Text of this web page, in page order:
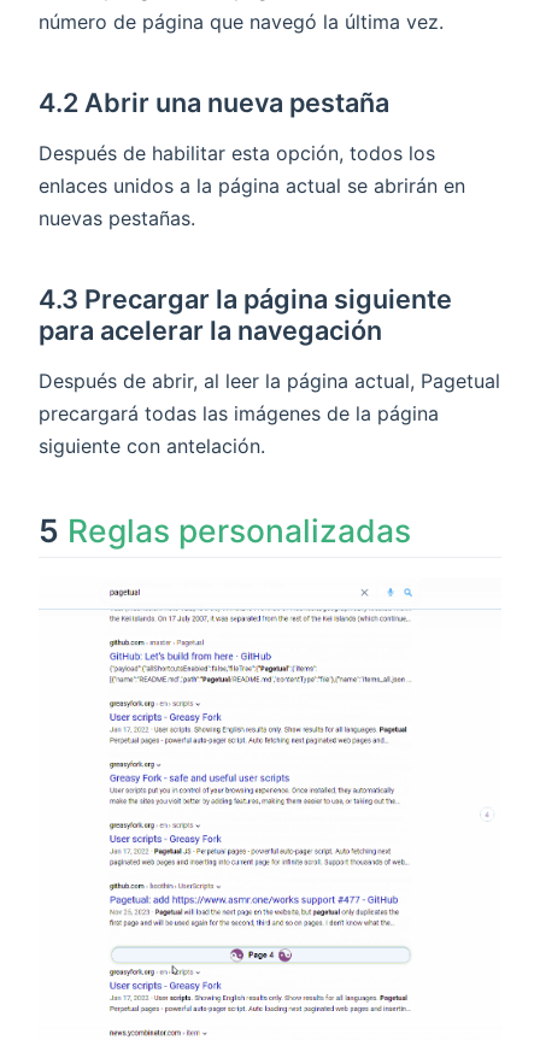
número de página que navegó la última vez.
4.2 Abrir una nueva pestaña
Después de habilitar esta opción, todos los
enlaces unidos a la página actual se abrirán en
nuevas pestañas.
4.3 Precargar la página siguiente
para acelerar la navegación
Después de abrir, al leer la página actual, Pagetual
precargará todas las imágenes de la página
siguiente con antelación.
5 Reglas personalizadas